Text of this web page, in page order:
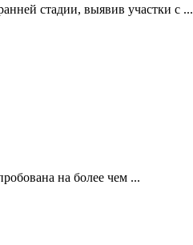
стадии, выявив участки с ...
на более чем ...